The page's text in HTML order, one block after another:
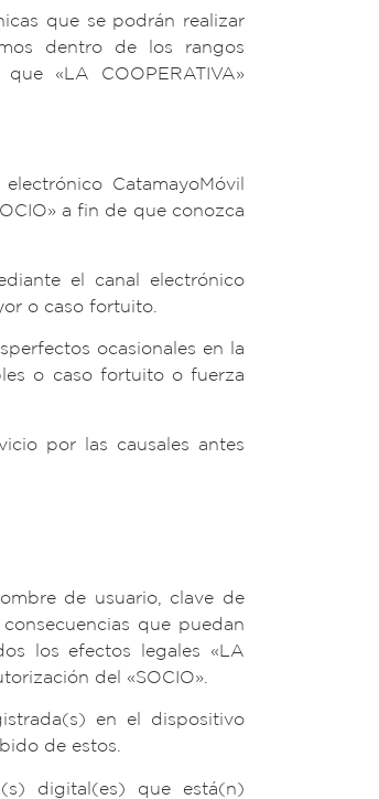
que se podrán realizar
dentro de los rangos
«LA COOPERATIVA»
CatamayoMóvil
a fin de que conozca
el canal electrónico
o caso fortuito.
ocasionales en la
o caso fortuito o fuerza
por las causales antes
de usuario, clave de
que puedan
los efectos legales «LA
del «SOCIO».
en el dispositivo
de estos.
digital(es) que está(n)